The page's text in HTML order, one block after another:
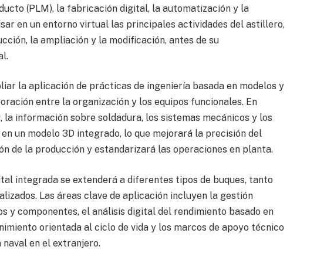
(PLM), la fabricación digital, la automatización y la
en un entorno virtual las principales actividades del astillero,
la ampliación y la modificación, antes de su
la aplicación de prácticas de ingeniería basada en modelos y
entre la organización y los equipos funcionales. En
información sobre soldadura, los sistemas mecánicos y los
un modelo 3D integrado, lo que mejorará la precisión del
de la producción y estandarizará las operaciones en planta.
integrada se extenderá a diferentes tipos de buques, tanto
Las áreas clave de aplicación incluyen la gestión
y componentes, el análisis digital del rendimiento basado en
orientada al ciclo de vida y los marcos de apoyo técnico
en el extranjero.